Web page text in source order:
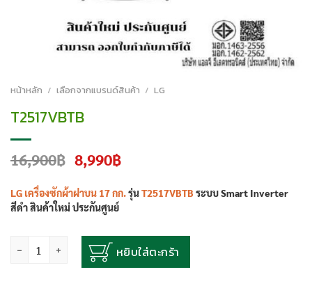
หน้าหลัก / เลือกจากแบรนด์สินค้า / LG
T2517VBTB
16,900฿ Original
price
was:
16,900฿.
8,990฿Current
is:
8,990฿.
LG เครื่องซักผ้าฝาบน 17 กก.รุ่นT2517VBTB ระบบ Smart Inverter
สีดำ สินค้าใหม่ ประกันศูนย์
หยิบใส่ตะกร้า